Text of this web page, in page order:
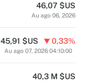
46,07 $US
Au ago 06, 2026
45,91 $US 0,33%
Au ago 07, 2026 04:10:00
40,3 M $US